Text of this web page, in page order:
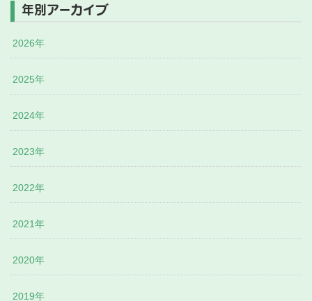
年別アーカイブ
2026年
2025年
2024年
2023年
2022年
2021年
2020年
2019年